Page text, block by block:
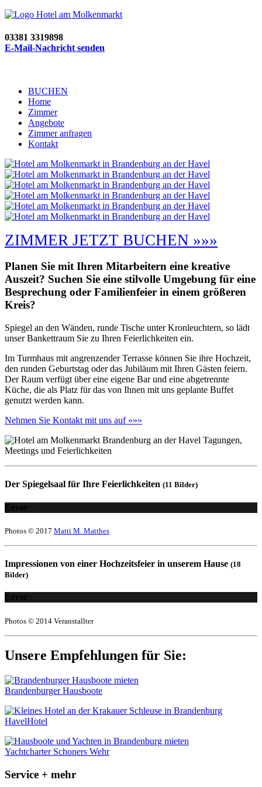
03381 3319898
E-Mail-Nachricht senden
BUCHEN
Home
Zimmer
Angebote
Zimmer anfragen
Kontakt
ZIMMER JETZT BUCHEN »»»
Planen Sie mit Ihren Mitarbeitern eine kreative
Auszeit? Suchen Sie eine stilvolle Umgebung für eine
Besprechung oder Familienfeier in einem größeren
Kreis?
Spiegel an den Wänden, runde Tische unter Kronleuchtern, so lädt
unser Bankettraum Sie zu Ihren Feierlichkeiten ein.
Im Turmhaus mit angrenzender Terrasse können Sie ihre Hochzeit,
den runden Geburtstag oder das Jubiläum mit Ihren Gästen feiern.
Der Raum verfügt über eine eigene Bar und eine abgetrennte
Küche, die als Platz für das von Ihnen mit uns geplante Buffet
genutzt werden kann.
Nehmen Sie Kontakt mit uns auf »»»
Der Spiegelsaal für Ihre Feierlichkeiten (11 Bilder)
Error
Photos © 2017 Matti M. Matthes
Impressionen von einer Hochzeitsfeier in unserem Hause (18
Bilder)
Error
Photos © 2014 Veranstallter
Unsere Empfehlungen für Sie:
Brandenburger Hausboote
HavelHotel
Yachtcharter Schoners Wehr
Service + mehr